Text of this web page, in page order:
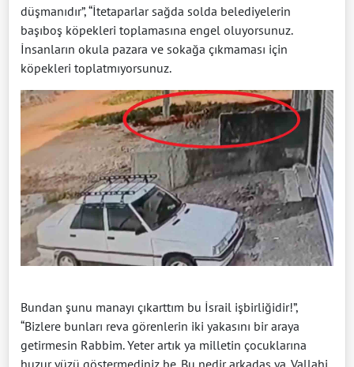
düşmanıdır”, “İtetaparlar sağda solda belediyelerin
başıboş köpekleri toplamasına engel oluyorsunuz.
İnsanların okula pazara ve sokağa çıkmaması için
köpekleri toplatmıyorsunuz.
Bundan şunu manayı çıkarttım bu İsrail işbirliğidir!”,
“Bizlere bunları reva görenlerin iki yakasını bir araya
getirmesin Rabbim. Yeter artık ya milletin çocuklarına
huzur yüzü göstermediniz be. Bu nedir arkadaş ya. Vallahi